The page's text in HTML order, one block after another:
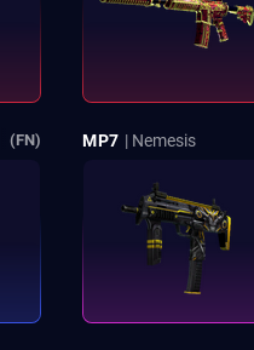
(FN) MP7 | Nemesis